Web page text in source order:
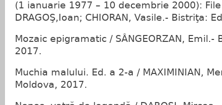
(1 ianuarie 1977 – 10 decembrie 2000):
DRAGOŞ,Ioan; CHIORAN, Vasile.- Bistriţa:
Mozaic epigramatic / SÂNGEORZAN, Emil.-
2017.
Muchia malului. Ed. a 2-a / MAXIMINIAN,
Moldova, 2017.